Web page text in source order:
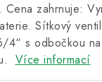
Cena zahrnuje:
Sítkový
4“ s odbočkou
Více informací